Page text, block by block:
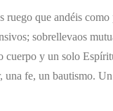
que andéis
sobrellevaos
y un solo
una fe, un bautismo.